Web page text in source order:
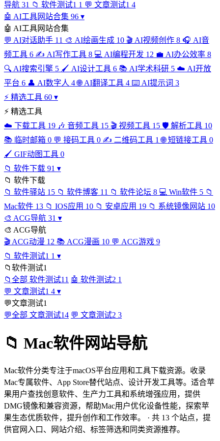
导航 31 📁 软件测试1 1 💬 文章测试1 4
🤖 AI工具网站合集 96 ▾
🤖 AI工具网站合集
💬 AI对话助手 11 🎨 AI绘画生成 10 🎬 AI视频创作 8 🎧 AI音
频工具 6 ✍️ AI写作工具 8 💻 AI编程开发 12 💼 AI办公效率 8
🔍 AI搜索引擎 5 🖌️ AI设计工具 6 📚 AI学术科研 5 ☁️ AI开放
平台 6 👤 AI数字人 4 🌐 AI翻译工具 4 ⌨️ AI提示词 3
⚡ 精选工具 60 ▾
⚡ 精选工具
☁️ 下载工具 19 🎶 音频工具 15 🎬 视频工具 15 🛡️ 解析工具 10
📚 临时邮箱 0 💬 接码工具 0 ✍️ 二维码工具 1 🌐 短链接工具 0
🖌️ GIF动图工具 0
📁 软件下载 91 ▾
📁 软件下载
📁 软件驿站 15 📁 软件博客 11 📁 软件论坛 8 💻 Win软件 5 📁
Mac软件 13 📁 IOS应用 10 📁 安卓应用 19 📁 系统镜像网站 10
🎨 ACG导航 31 ▾
🎨 ACG导航
🎬 ACG动漫 12 📚 ACG漫画 10 💬 ACG游戏 9
📁 软件测试1 1 ▾
📁 软件测试1
📁 全部 软件测试1 1 🤖 软件测试2 1
💬 文章测试1 4 ▾
💬文章测试1
💬全部 文章测试14 💬 文章测试2 3
📁 Mac软件网站导航
Mac软件分类专注于macOS平台应用和工具下载资源。收录
Mac专属软件、App Store替代站点、设计开发工具等。适合苹
果用户查找创意软件、生产力工具和系统增强应用，提供
DMG镜像和兼容资源，帮助Mac用户优化设备性能，探索苹
果生态优质软件，提升创作和工作效率。 · 共 13 个站点，提
供官网入口、网站介绍、标签筛选和同类资源推荐。